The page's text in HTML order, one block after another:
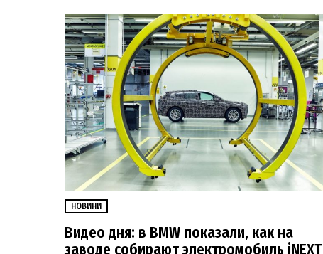
НОВИНИ
Видео дня: в BMW показали, как на
заводе собирают электромобиль iNEXT